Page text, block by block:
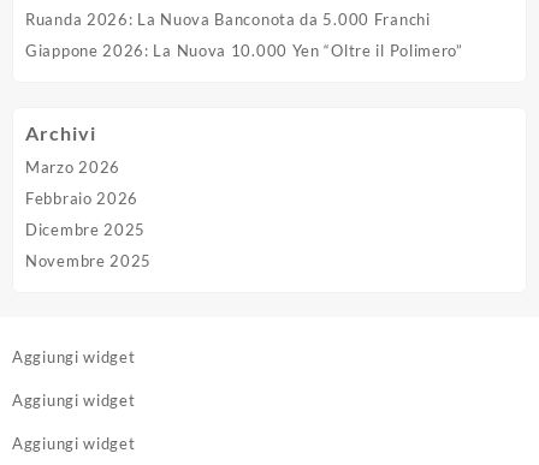
Ruanda 2026: La Nuova Banconota da 5.000 Franchi
Giappone 2026: La Nuova 10.000 Yen “Oltre il Polimero”
Archivi
Marzo 2026
Febbraio 2026
Dicembre 2025
Novembre 2025
Aggiungi widget
Aggiungi widget
Aggiungi widget